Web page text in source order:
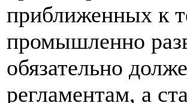
приближенных к
промышленно
обязательно
регламентам, а